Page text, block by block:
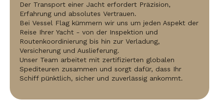
Der Transport einer Jacht erfordert Präzision,
Erfahrung und absolutes Vertrauen.
Bei Vessel Flag kümmern wir uns um jeden Aspekt der
Reise Ihrer Yacht - von der Inspektion und
Routenkoordinierung bis hin zur Verladung,
Versicherung und Auslieferung.
Unser Team arbeitet mit zertifizierten globalen
Spediteuren zusammen und sorgt dafür, dass Ihr
Schiff pünktlich, sicher und zuverlässig ankommt.